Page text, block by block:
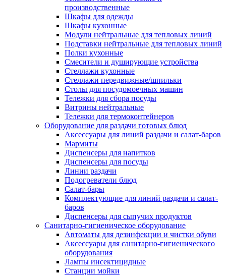
производственные
Шкафы для одежды
Шкафы кухонные
Модули нейтральные для тепловых линий
Подставки нейтральные для тепловых линий
Полки кухонные
Смесители и душирующие устройства
Стеллажи кухонные
Стеллажи передвижные/шпильки
Столы для посудомоечных машин
Тележки для сбора посуды
Витрины нейтральные
Тележки для термоконтейнеров
Оборудование для раздачи готовых блюд
Аксессуары для линий раздачи и салат-баров
Мармиты
Диспенсеры для напитков
Диспенсеры для посуды
Линии раздачи
Подогреватели блюд
Салат-бары
Комплектующие для линий раздачи и салат-
баров
Диспенсеры для сыпучих продуктов
Санитарно-гигиеническое оборудование
Автоматы для дезинфекции и чистки обуви
Аксессуары для санитарно-гигиенического
оборудования
Лампы инсектицидные
Станции мойки